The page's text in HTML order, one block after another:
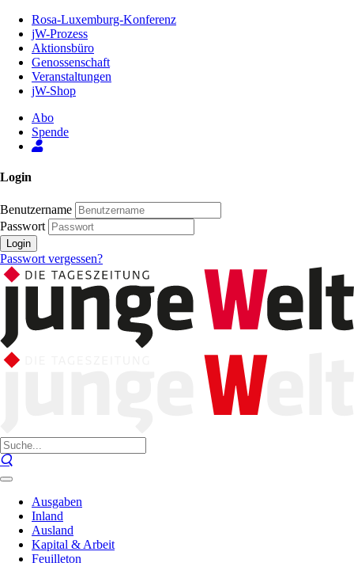
Inhalt
Seite
Rosa-Luxemburg-Konferenz
jW-Prozess
Aktionsbüro
Genossenschaft
Veranstaltungen
jW-Shop
Abo
Spende
Login
Benutzername
Passwort
Login
Passwort vergessen?
Ausgaben
Inland
Ausland
Kapital & Arbeit
Feuilleton